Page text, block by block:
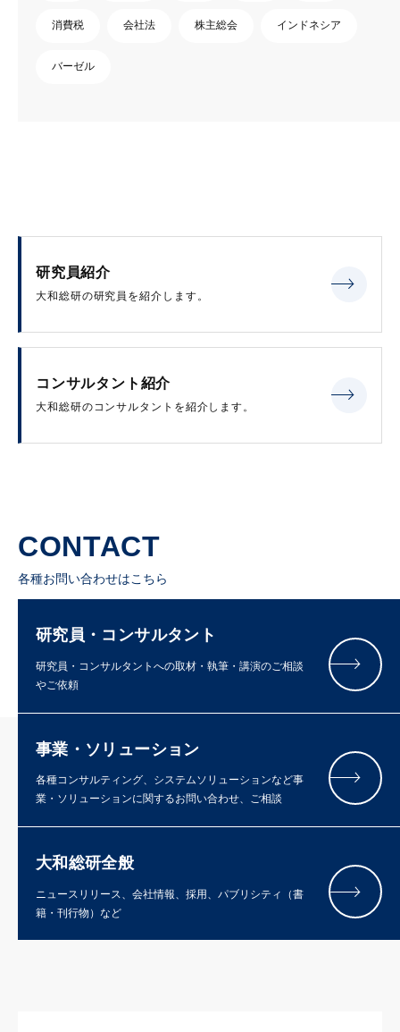
消費税 会社法 株主総会 インドネシア
バーゼル
研究員紹介
大和総研の研究員を紹介します。
コンサルタント紹介
大和総研のコンサルタントを紹介します。
CONTACT
各種お問い合わせはこちら
研究員・コンサルタント
研究員・コンサルタントへの取材・執筆・講演のご相談
やご依頼
事業・ソリューション
各種コンサルティング、システムソリューションなど事
業・ソリューションに関するお問い合わせ、ご相談
大和総研全般
ニュースリリース、会社情報、採用、パブリシティ（書
籍・刊行物）など